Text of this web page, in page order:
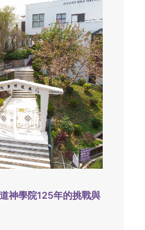
神學院125年的挑戰與